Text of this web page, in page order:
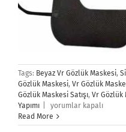
Tags: Beyaz Vr Gözlük Maskesi,
Gözlük Maskesi, Vr Gözlük
Gözlük Maskesi Satışı, Vr Gözlük
Yapımı
Vr
Gözlük
Maskesi
yorumlar kapalı
Read More